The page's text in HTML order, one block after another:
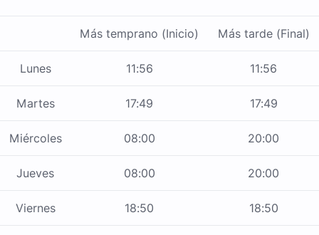
Más temprano (Inicio) Más tarde (Final)
Lunes 11:56 11:56
Martes 17:49 17:49
Miércoles 08:00 20:00
Jueves 08:00 20:00
Viernes 18:50 18:50